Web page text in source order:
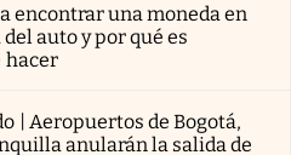
encontrar una moneda en
auto y por qué es
hacer
| Aeropuertos de Bogotá,
anularán la salida de